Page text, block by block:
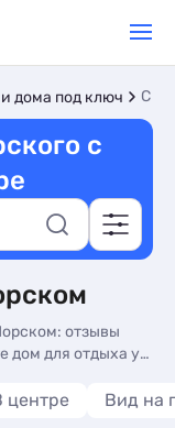
дома под ключ С
с
отзывы
дом для отдыха у
от 1300 руб, дома
центре Вид на